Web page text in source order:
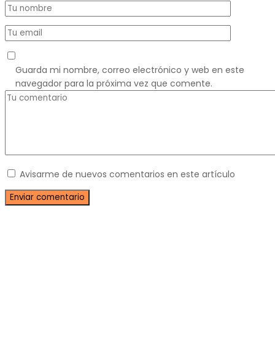
Guarda mi nombre, correo electrónico y web en este
navegador para la próxima vez que comente.
Avisarme de nuevos comentarios en este artículo